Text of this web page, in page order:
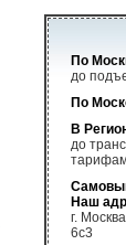
По
до
По
В
до
Наш
г.
6с3